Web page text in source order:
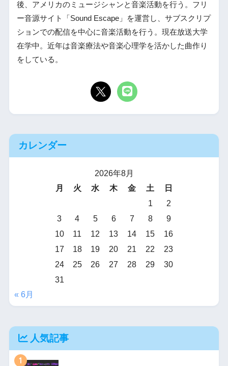
後、アメリカのミュージシャンと音楽活動を行う。フリ
ー音源サイト「Sound Escape」を運営し、サブスクリプ
ションでの配信を中心に音楽活動を行う。現在放送大学
在学中。近年は音楽療法や音楽心理学を活かした曲作り
をしている。
カレンダー
2026年8月
月
火 水 木 金 土
日
1
2
3
4 5 6 7 8
9
10
11 12 13 14 15
16
17
18 19 20 21 22
23
24
25 26 27 28 29
30
31
« 6月
人気記事
1